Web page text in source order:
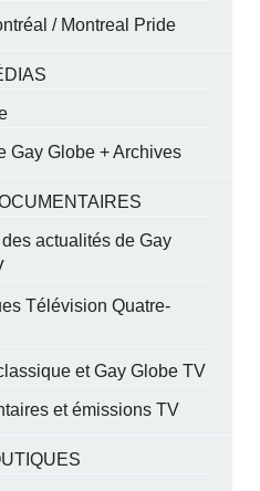
/ Montreal Pride
Gay Globe + Archives
actualités de Gay
Télévision Quatre-
et Gay Globe TV
et émissions TV